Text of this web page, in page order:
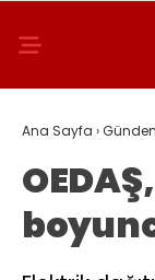
Ana Sayfa ›